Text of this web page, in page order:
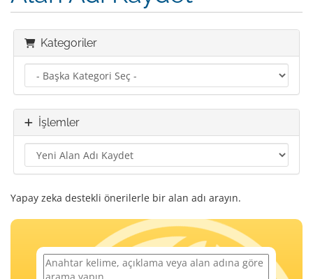
Kategoriler
İşlemler
Yapay zeka destekli önerilerle bir alan adı arayın.